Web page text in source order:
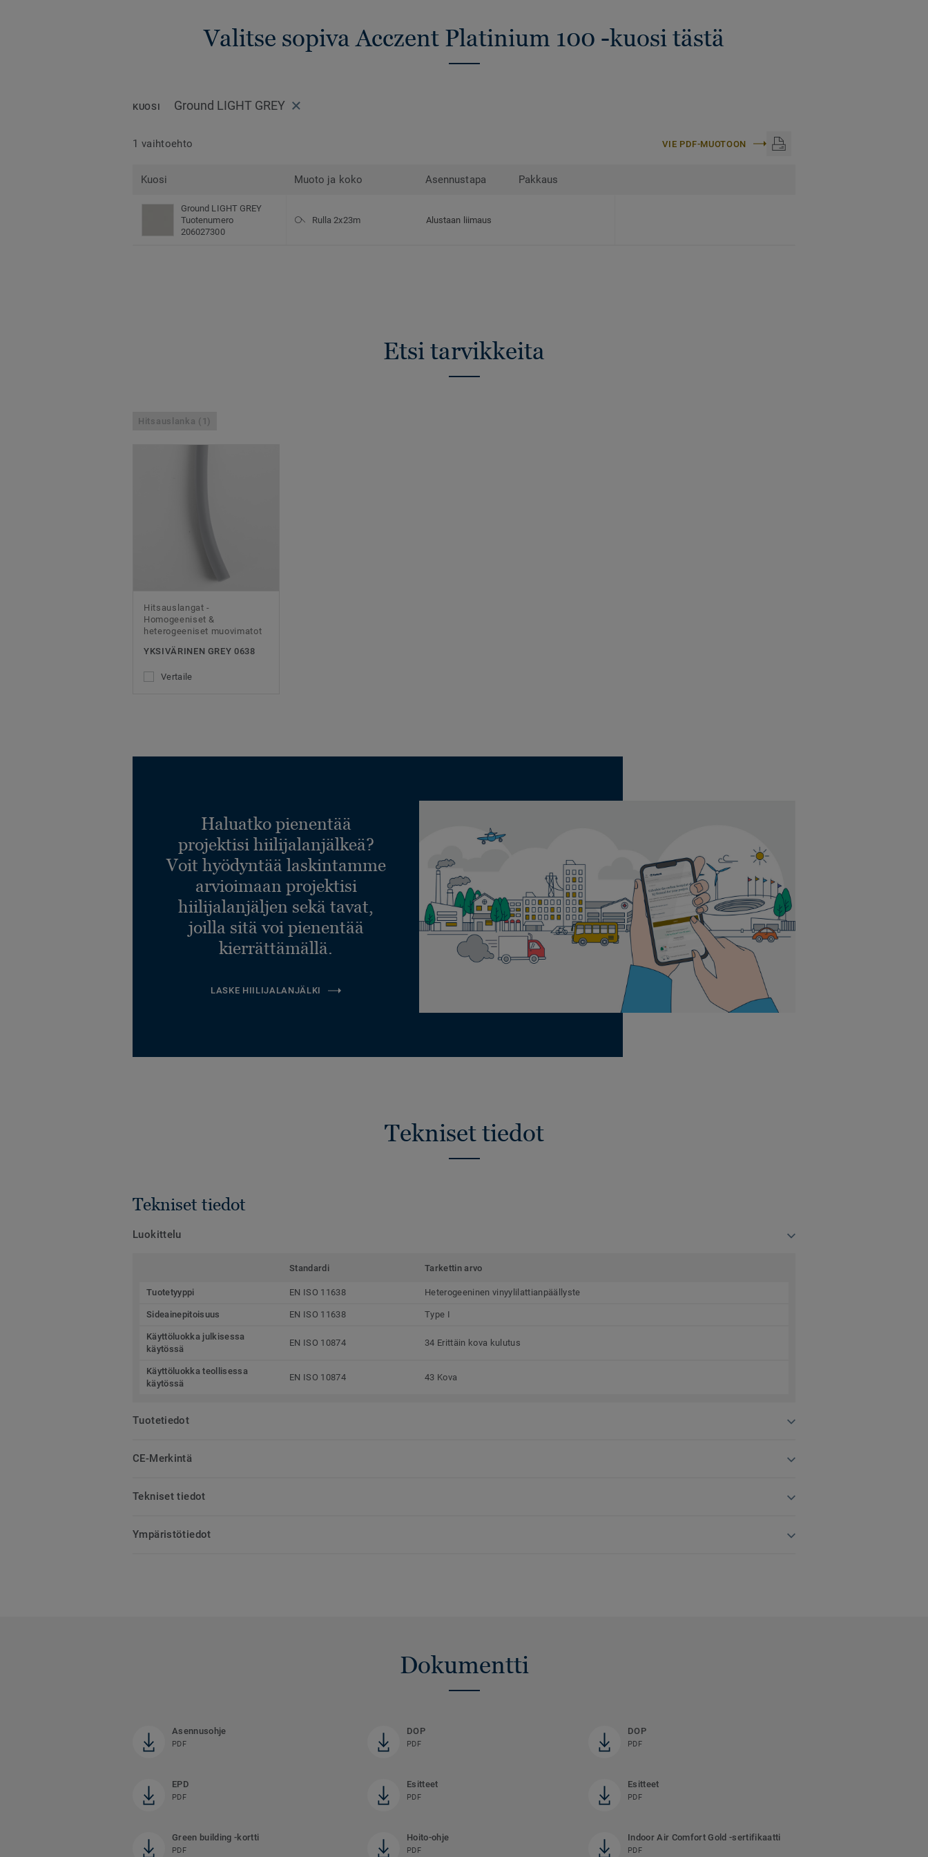
Valitse sopiva Acczent Platinium 100 -kuosi tästä
KUOSI Ground LIGHT GREY
1 vaihtoehto VIE PDF-MUOTOON
Kuosi Muoto ja koko Asennustapa Pakkaus
Ground LIGHT GREY
Tuotenumero
206027300
Rulla 2x23m Alustaan liimaus
Etsi tarvikkeita
Hitsauslanka (1)
Hitsauslangat -
Homogeeniset &
heterogeeniset muovimatot
YKSIVÄRINEN GREY 0638
Vertaile
Haluatko pienentää
projektisi hiilijalanjälkeä?
Voit hyödyntää laskintamme
arvioimaan projektisi
hiilijalanjäljen sekä tavat,
joilla sitä voi pienentää
kierrättämällä.
LASKE HIILIJALANJÄLKI
Tekniset tiedot
Tekniset tiedot
Luokittelu
Standardi Tarkettin arvo
Tuotetyyppi EN ISO 11638 Heterogeeninen vinyylilattianpäällyste
Sideainepitoisuus EN ISO 11638 Type I
Käyttöluokka julkisessa
käytössä
EN ISO 10874 34 Erittäin kova kulutus
Käyttöluokka teollisessa
käytössä
EN ISO 10874 43 Kova
Tuotetiedot
CE-Merkintä
Tekniset tiedot
Ympäristötiedot
Dokumentti
Asennusohje
PDF
DOP
PDF
DOP
PDF
EPD
PDF
Esitteet
PDF
Esitteet
PDF
Green building -kortti
PDF
Hoito-ohje
PDF
Indoor Air Comfort Gold -sertifikaatti
PDF